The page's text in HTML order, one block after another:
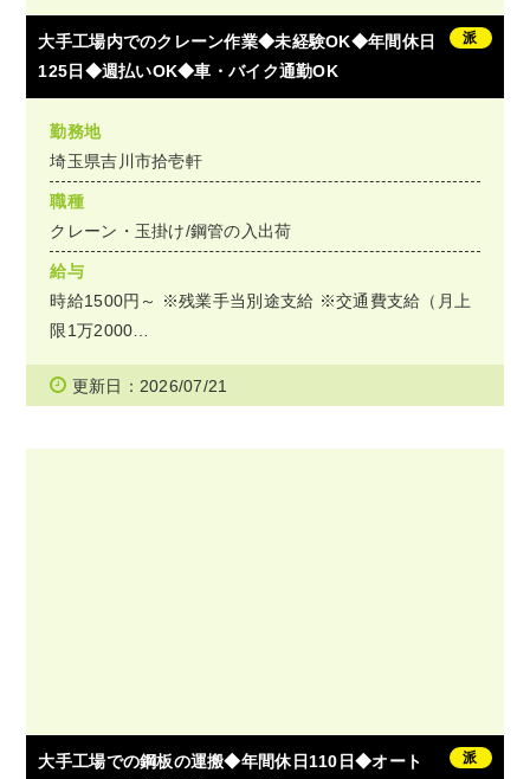
大手工場内でのクレーン作業◆未経験OK◆年間休日
125日◆週払いOK◆車・バイク通勤OK
派
勤務地
埼玉県吉川市拾壱軒
職種
クレーン・玉掛け/鋼管の入出荷
給与
時給1500円～ ※残業手当別途支給 ※交通費支給（月上
限1万2000…
更新日：2026/07/21
大手工場での鋼板の運搬◆年間休日110日◆オート
派